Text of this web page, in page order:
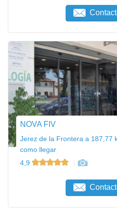
NOVA FIV
Jerez de la Frontera a 187,77
como llegar
4,9